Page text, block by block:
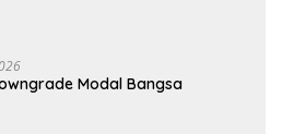
Modal Bangsa